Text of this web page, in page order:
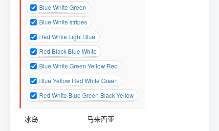
Blue White Green
Blue White stripes
Red White Light Blue
Red Black Blue White
Blue White Green Yellow Red
Blue Yellow Red White Green
Red White Blue Green Black Yellow
冰岛
马来西亚